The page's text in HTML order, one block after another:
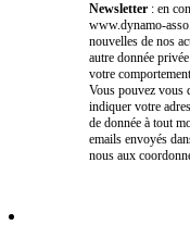
Newsletter : en
www.dynamo-
nouvelles de nos
autre donnée
votre
Vous pouvez vous
indiquer votre
de donnée à tout
emails envoyés
nous aux